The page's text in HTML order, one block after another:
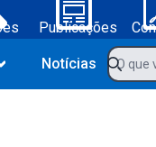
Publicações
Prefeitura de Boa Vista
O que
Notícias